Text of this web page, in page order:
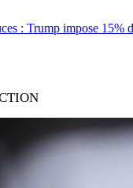
: Trump impose 15%